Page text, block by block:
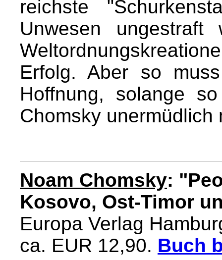
reichste
Unwesen
Erfolg. Aber so
Hoffnung, solange
Chomsky
Noam Chomsky:
Kosovo, Ost-Timor
Europa Verlag
ca. EUR 12,90. Buch